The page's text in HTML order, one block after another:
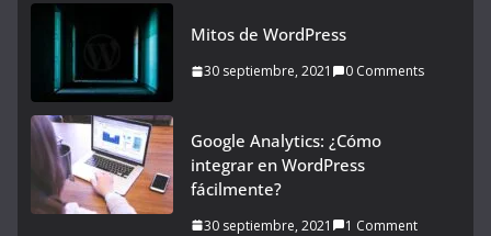
Mitos de WordPress
30 septiembre, 2021 0 Comments
Google Analytics: ¿Cómo
integrar en WordPress
fácilmente?
30 septiembre, 2021 1 Comment